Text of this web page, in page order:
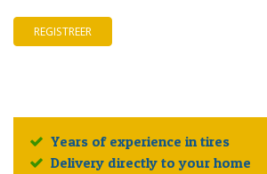
REGISTREER
Years of experience in tires
Delivery directly to your home